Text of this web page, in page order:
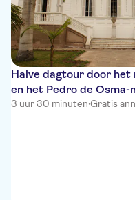
Halve dagtour door het
en het Pedro de Osma-
3 uur 30 minuten·Gratis